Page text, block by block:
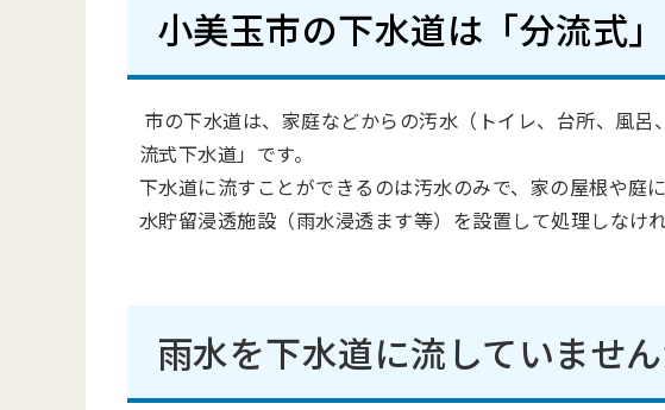
小美玉市の下水道は「分流式
市の下水道は、家庭などからの汚水（トイレ、台所、風
流式下水道」です。
下水道に流すことができるのは汚水のみで、家の屋根や庭
水貯留浸透施設（雨水浸透ます等）を設置して処理しなけ
雨水を下水道に流していませ